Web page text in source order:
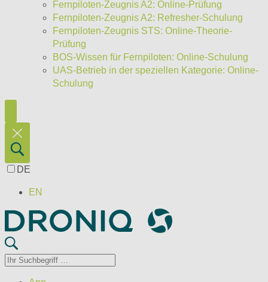
Fernpiloten-Zeugnis A2: Online-Prüfung
Fernpiloten-Zeugnis A2: Refresher-Schulung
Fernpiloten-Zeugnis STS: Online-Theorie-
Prüfung
BOS-Wissen für Fernpiloten: Online-Schulung
UAS-Betrieb in der speziellen Kategorie: Online-
Schulung
DE
EN